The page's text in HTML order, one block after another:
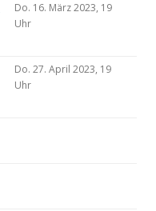
Do. 16. März 2023, 19
Uhr
Do. 27. April 2023, 19
Uhr